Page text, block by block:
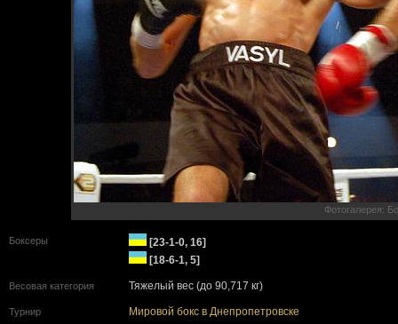
Фотогалерея:
Боксеры
[23-1-0, 16]
[18-6-1, 5]
Весовая категория Тяжелый вес (до 90,717 кг)
Турнир Мировой бокс в Днепропетровске